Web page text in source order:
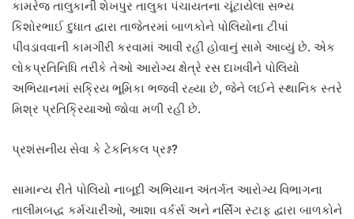
કામરેજ તાલુકાની શેખપુર તાલુકા પંચાયતના ચૂંટાયેલા સભ્ય
કિશોરભાઈ દુધાત દ્વારા તાજેતરમાં બાળકોને પોલિયોના ટીપાં
પીવડાવવાની કામગીરી કરવામાં આવી રહી હોવાનું સામે આવ્યું છે. એક
લોકપ્રતિનિધિ તરીકે તેઓ આરોગ્ય ક્ષેત્રે રસ દાખવીને પોલિયો
અભિયાનમાં સક્રિય ભૂમિકા ભજવી રહ્યા છે, જેને લઈને સ્થાનિક સ્તરે
મિશ્ર પ્રતિક્રિયાઓ જોવા મળી રહી છે.
પ્રશંસનીય સેવા કે ટેકનિકલ પ્રશ્ન?
સામાન્ય રીતે પોલિયો નાબૂદી અભિયાન અંતર્ગત આરોગ્ય વિભાગના
તાલીમબદ્ધ કર્મચારીઓ, આશા વર્કર્સ અને નર્સિંગ સ્ટાફ દ્વારા બાળકોને